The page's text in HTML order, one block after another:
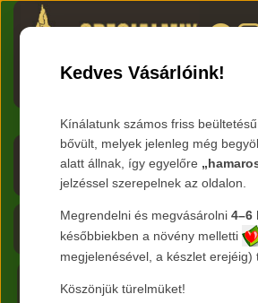
Kedves Vásárlóink!
Kínálatunk számos friss
bővült, melyek jelenleg még
alatt állnak, így egyelőre
jelzéssel szerepelnek az oldalon.
Megrendelni és megvásárolni4–6
későbbiekben a növény melletti
megjelenésével, a készlet erejéig)
Köszönjük türelmüket!
Árlista letöltése
Frissítve:
Kosár - 0 Ft
Főkategória: CserjékNemzetség :